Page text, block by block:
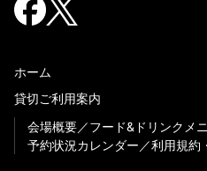
ホーム
貸切ご利用案内
会場概要
フード&ドリンクメ
予約状況カレンダー
利用規約